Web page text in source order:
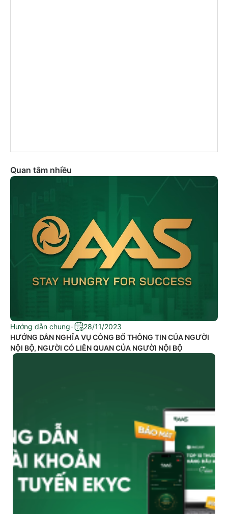
Quan tâm nhiều
Hướng dẫn chung-
28/11/2023
HƯỚNG DẪN NGHĨA VỤ CÔNG BỐ THÔNG TIN CỦA NGƯỜI
NỘI BỘ, NGƯỜI CÓ LIÊN QUAN CỦA NGƯỜI NỘI BỘ